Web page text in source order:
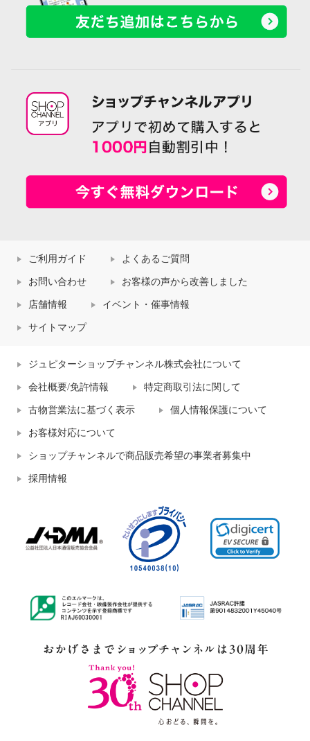
ご利用ガイド よくあるご質問
お問い合わせ お客様の声から改善しました
店舗情報 イベント・催事情報
サイトマップ
ジュピターショップチャンネル株式会社について
会社概要/免許情報 特定商取引法に関して
古物営業法に基づく表示 個人情報保護について
お客様対応について
ショップチャンネルで商品販売希望の事業者募集中
採用情報